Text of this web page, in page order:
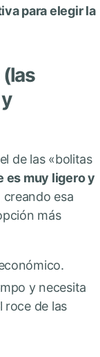
para elegir la
de las «bolitas
es muy ligero y
creando esa
más
y necesita
roce de las